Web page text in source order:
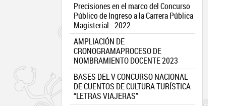
Precisiones en el marco del Concurso
Público de Ingreso a la Carrera Pública
Magisterial - 2022
AMPLIACIÓN DE
CRONOGRAMAPROCESO DE
NOMBRAMIENTO DOCENTE 2023
BASES DEL V CONCURSO NACIONAL
DE CUENTOS DE CULTURA TURÍSTICA
“LETRAS VIAJERAS”